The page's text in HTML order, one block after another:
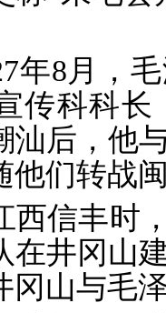
年8月，
传科科
汕后，他
他们转战
西信丰时
在井冈山
冈山与毛